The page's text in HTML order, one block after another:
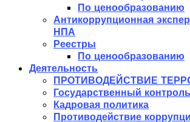
По ценообразованию
Антикоррупционная
НПА
Реестры
По ценообразованию
Деятельность
ПРОТИВОДЕЙСТВИЕ
Государственный контроль
Кадровая политика
Противодействие